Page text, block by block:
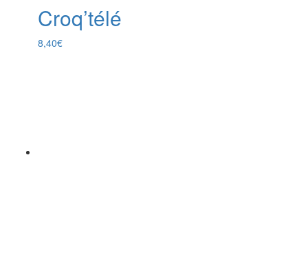
Croq’télé
8,40€